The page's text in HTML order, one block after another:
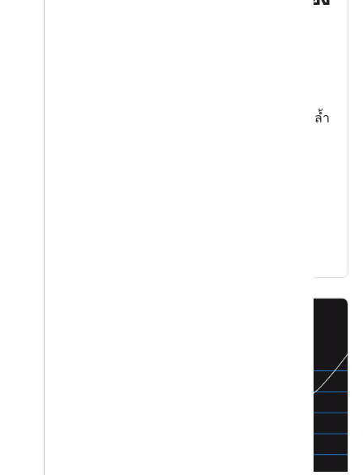
ดูวิธีใช้ Google Cloud กับเทคโนโลยี Agentic ที่ล้ำ